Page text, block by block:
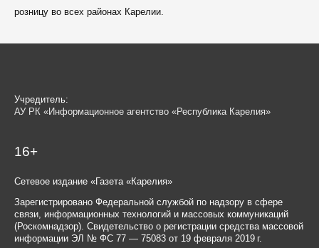
розницу во всех районах Карелии.
Учредитель:
АУ РК «Информационное агентство «Республика Карелия»
16+
Сетевое издание «Газета «Карелия»
Зарегистрировано Федеральной службой по надзору в сфере
связи, информационных технологий и массовых коммуникаций
(Роскомнадзор). Свидетельство о регистрации средства массовой
информации ЭЛ № ФС 77 — 75083 от 19 февраля 2019 г.